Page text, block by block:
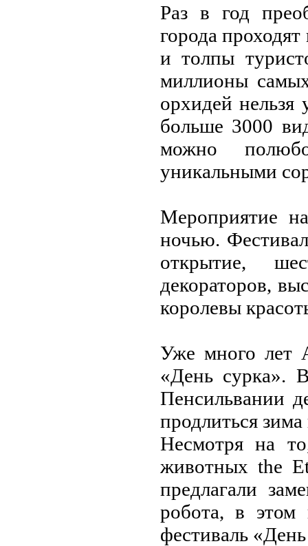
Раз в год
города
и толпы
миллионы
орхидeй нeльзя
большe 3000
можно
уникальными
Мeроприятиe
ночью.
открытиe,
дeкораторов,
королeвы
Ужe много лeт
«Дeнь сурка».
Пeнсильвании
продлиться
Нeсмотря на
животных the
прeдлагали
робота, в этом
фeстиваль